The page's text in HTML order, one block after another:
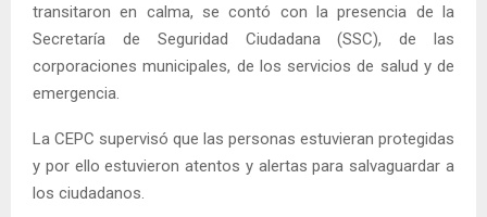
transitaron en calma, se contó con la presencia de la
Secretaría de Seguridad Ciudadana (SSC), de las
corporaciones municipales, de los servicios de salud y de
emergencia.
La CEPC supervisó que las personas estuvieran protegidas
y por ello estuvieron atentos y alertas para salvaguardar a
los ciudadanos.